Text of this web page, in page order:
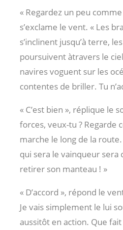
« Regardez un peu
s’exclame le vent. « Les
s’inclinent jusqu’à terre,
poursuivent àtravers le
navires voguent sur les
contentes de briller. Tu
« C’est bien », réplique le
forces, veux-tu ? Regarde
marche le long de la
qui sera le vainqueur sera
retirer son manteau ! »
« D’accord », répond le
Je vais simplement le lui
aussitôt en action. Que fait